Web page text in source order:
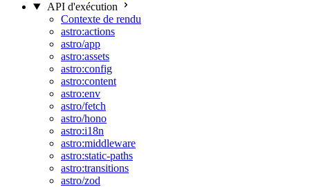
API d'exécution
Contexte de rendu
astro:actions
astro/app
astro:assets
astro:config
astro:content
astro:env
astro/fetch
astro/hono
astro:i18n
astro:middleware
astro:static-paths
astro:transitions
astro/zod